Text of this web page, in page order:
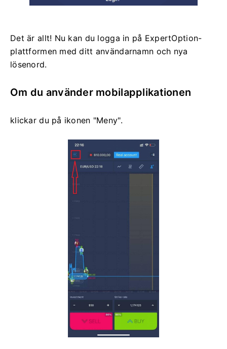
Det är allt! Nu kan du logga in på ExpertOption-
plattformen med ditt användarnamn och nya
lösenord.
Om du använder mobilapplikationen
klickar du på ikonen "Meny".